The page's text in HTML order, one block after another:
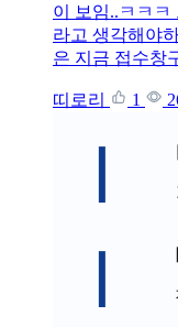
이 보임..ㅋㅋㅋ
라고 생각해야
은 지금 접수창
띠로리 1